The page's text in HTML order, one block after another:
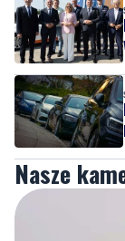
Nasze